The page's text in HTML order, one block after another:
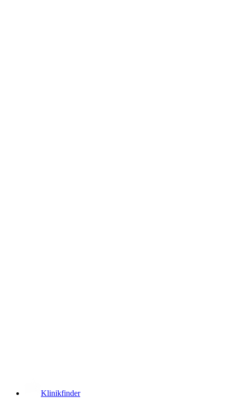
Klinikfinder